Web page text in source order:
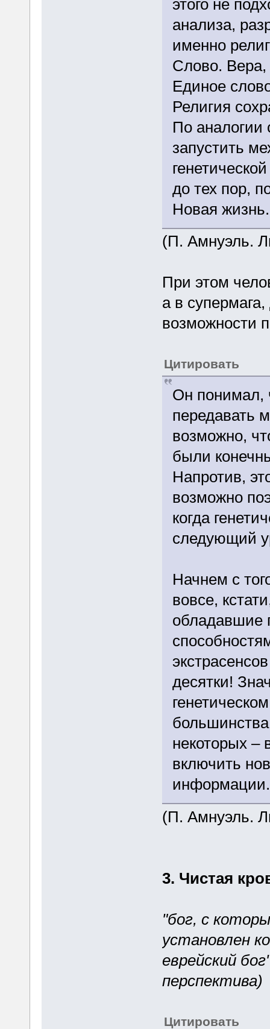
этого не
анализа,
именно
Слово. Вера,
Единое
Религия
По аналогии
запустить
до тех пор,
Новая
(П. Амнуэль.
При этом
а в
возможности
Цитировать
Он понимал,
передавать
возможно,
были
Напротив,
возможно
когда
следующий
Начнем с
вовсе,
обладавшие
десятки!
некоторых –
включить
информации.
(П. Амнуэль.
3. Чистая
"бог, с
установлен
еврейский
перспектива)
Цитировать